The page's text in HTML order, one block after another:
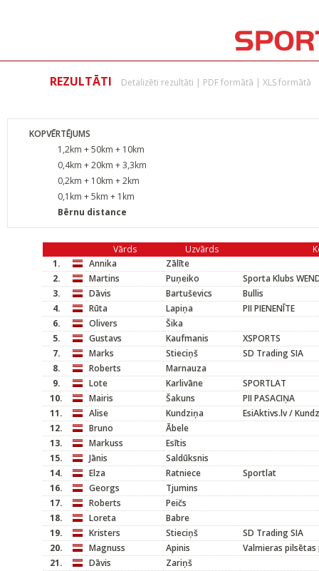
REZULTĀTI Detalizēti rezultāti | PDF formātā | XLS formātā
KOPVĒRTĒJUMS
1,2km + 50km + 10km
0,4km + 20km + 3,3km
0,2km + 10km + 2km
0,1km + 5km + 1km
Bērnu distance
Vārds Uzvārds
1.
Annika
Zālīte
2.
Martins Puņeiko
Sporta Klubs
3.
Dāvis Bartuševics
Bullis
4.
Rūta Lapiņa
PII PIENENĪTE
6.
Olivers
Šika
5.
Gustavs Kaufmanis
XSPORTS
7.
Marks Stieciņš
SD Trading SIA
8.
Roberts
Marnauza
9.
Lote Karlivāne
SPORTLAT
10.
Mairis Šakuns
PII PASACIŅA
11.
Alise Kundziņa
EsiAktivs.lv /
12.
Bruno
Ābele
13.
Markuss
Esītis
15.
Jānis
Saldūksnis
14.
Elza Ratniece
Sportlat
16.
Georgs
Tjumins
17.
Roberts
Peičs
18.
Loreta
Babre
19.
Kristers Stieciņš
SD Trading SIA
20.
Magnuss Apinis
Valmieras pilsētas
21.
Dāvis
Zariņš